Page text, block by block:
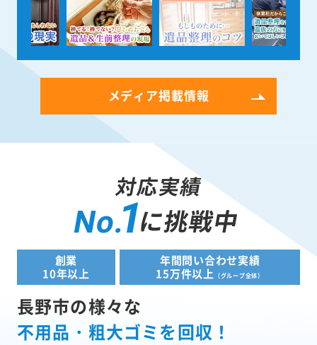
メディア掲載情報
対応実績
No.1に挑戦中
創業
10年以上
年間問い合わせ実績
15万件以上
（グループ全体）
長野市の様々な
不用品・粗大ゴミを回収！